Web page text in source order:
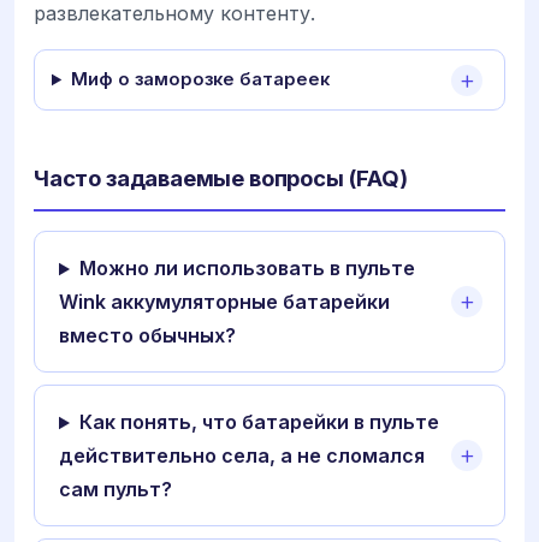
развлекательному контенту.
Миф о заморозке батареек
Часто задаваемые вопросы (FAQ)
Можно ли использовать в пульте
Wink аккумуляторные батарейки
вместо обычных?
Как понять, что батарейки в пульте
действительно села, а не сломался
сам пульт?